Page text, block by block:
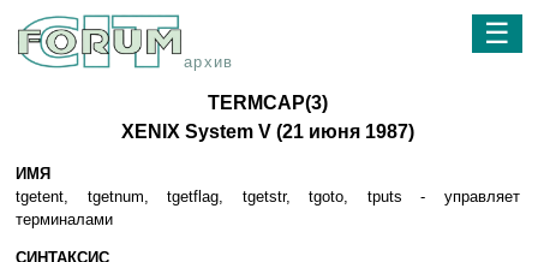
архив
☰
TERMCAP(3)
XENIX System V (21 июня 1987)
ИМЯ
tgetent, tgetnum, tgetflag, tgetstr, tgoto, tputs - yпpaвляeт
тepминaлaми
СИНТАКСИС